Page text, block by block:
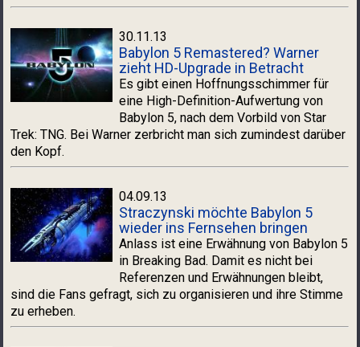
30.11.13
Babylon 5 Remastered? Warner
zieht HD-Upgrade in Betracht
Es gibt einen Hoffnungsschimmer für
eine High-Definition-Aufwertung von
Babylon 5, nach dem Vorbild von Star
Trek: TNG. Bei Warner zerbricht man sich zumindest darüber
den Kopf.
04.09.13
Straczynski möchte Babylon 5
wieder ins Fernsehen bringen
Anlass ist eine Erwähnung von Babylon 5
in Breaking Bad. Damit es nicht bei
Referenzen und Erwähnungen bleibt,
sind die Fans gefragt, sich zu organisieren und ihre Stimme
zu erheben.